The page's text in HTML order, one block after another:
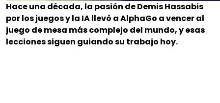
Hace una década, la pasión de Demis Hassabis
por los juegos y la IA llevó a AlphaGo a vencer al
juego de mesa más complejo del mundo, y esas
lecciones siguen guiando su trabajo hoy.